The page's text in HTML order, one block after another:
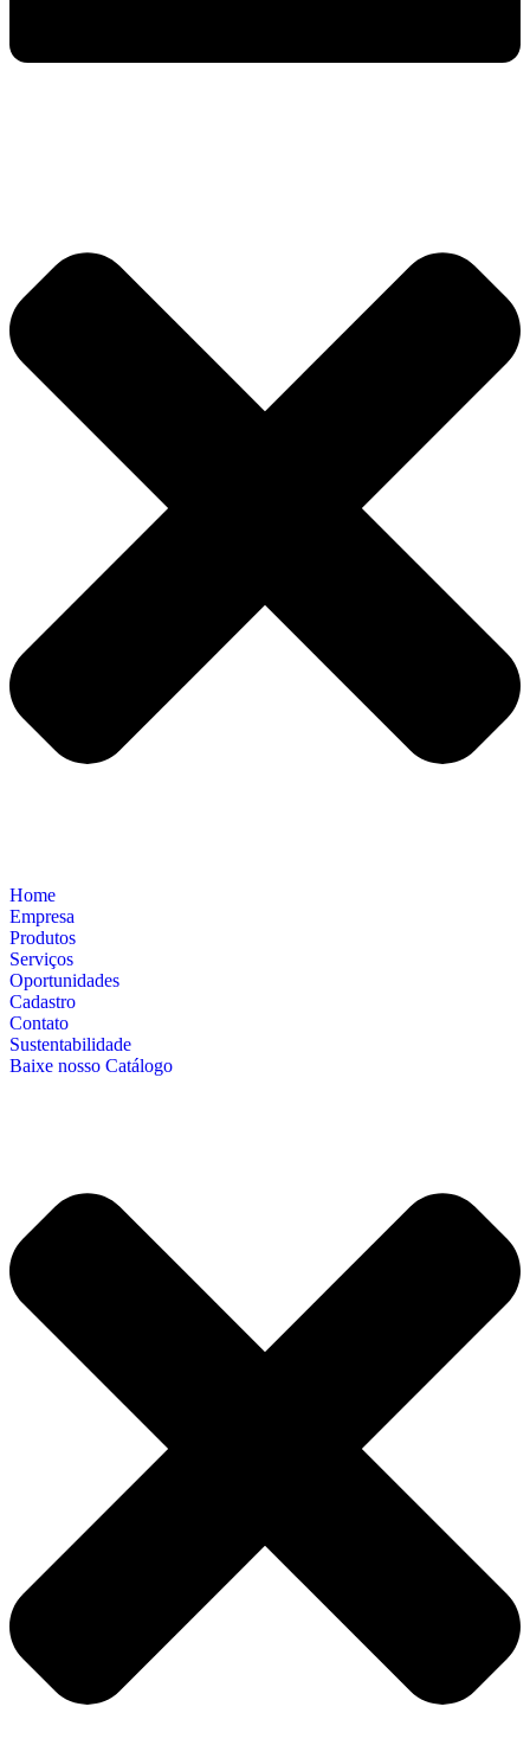
Home
Empresa
Produtos
Serviços
Oportunidades
Cadastro
Contato
Sustentabilidade
Baixe nosso Catálogo